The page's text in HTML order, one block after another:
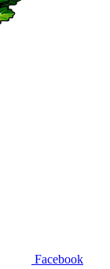
Facebook